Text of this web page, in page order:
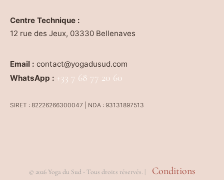
Centre Technique :
12 rue des Jeux, 03330 Bellenaves
Email : contact@yogadusud.com
WhatsApp : +33 7 68 77 20 60
SIRET : 82226266300047 | NDA : 93131897513
© 2026 Yoga du Sud - Tous droits réservés. |
Conditions